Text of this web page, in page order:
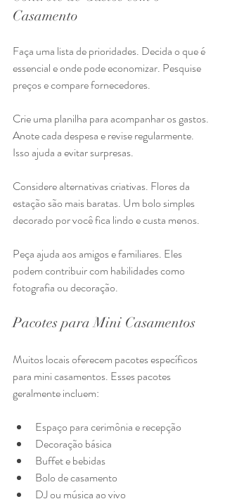
Casamento
Faça uma lista de prioridades. Decida o que é
essencial e onde pode economizar. Pesquise
preços e compare fornecedores.
Crie uma planilha para acompanhar os gastos.
Anote cada despesa e revise regularmente.
Isso ajuda a evitar surpresas.
Considere alternativas criativas. Flores da
estação são mais baratas. Um bolo simples
decorado por você fica lindo e custa menos.
Peça ajuda aos amigos e familiares. Eles
podem contribuir com habilidades como
fotografia ou decoração.
Pacotes para Mini Casamentos
Muitos locais oferecem pacotes específicos
para mini casamentos. Esses pacotes
geralmente incluem:
Espaço para cerimônia e recepção
Decoração básica
Buffet e bebidas
Bolo de casamento
DJ ou música ao vivo